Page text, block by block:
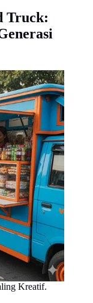
Truck:
Kreatif.